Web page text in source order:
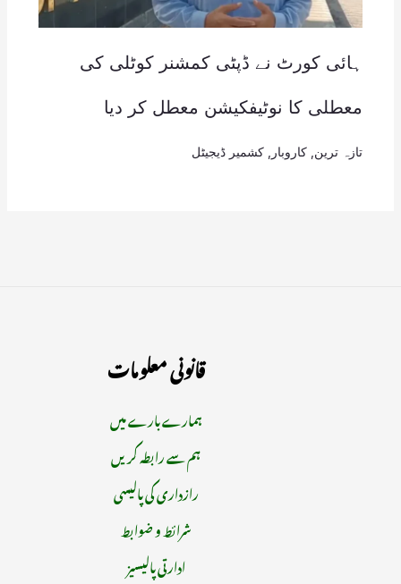
ہائی کورٹ نے ڈپٹی کمشنر کوٹلی کی
معطلی کا نوٹیفکیشن معطل کر دیا
تازہ ترین کاروبار کشمیر ڈیجیٹل
قانونی معلومات
ہمارے بارے میں
ہم سے رابطہ کریں
رازداری کی پالیسی
شرائط و ضوابط
ادارتی پالیسیز